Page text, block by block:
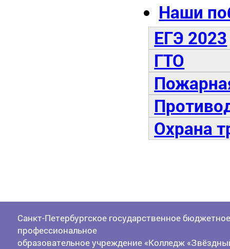
Наши
ЕГЭ 2023
ГТО
Охрана
Санкт-Петербургское государственное
профессиональное
образовательное учреждение «Колледж